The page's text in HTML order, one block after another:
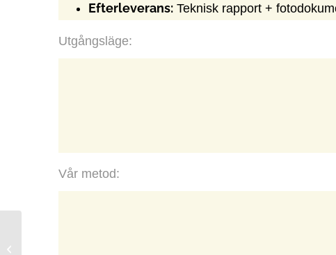
Efterleverans:Teknisk rapport +
Utgångsläge:
Vår metod: